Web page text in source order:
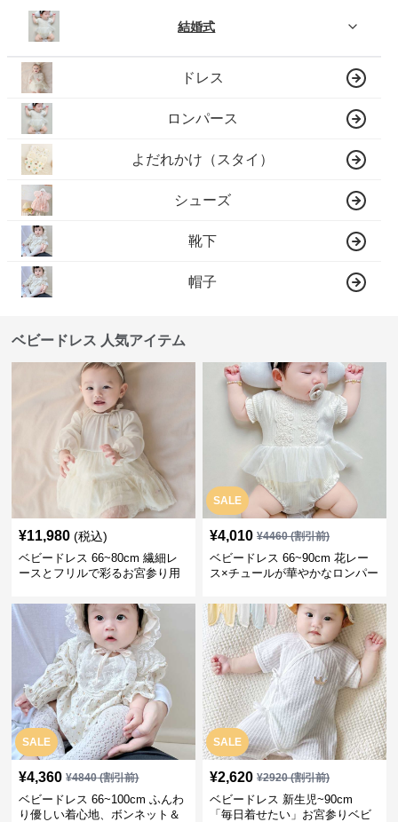
結婚式
ドレス
ロンパース
よだれかけ（スタイ）
シューズ
靴下
帽子
ベビードレス 人気アイテム
¥11,980 (税込)
ベビードレス 66~80cm 繊細レ
ースとフリルで彩るお宮参り用
SALE
¥4,010 ¥4460(割引前)
ベビードレス 66~90cm 花レー
ス×チュールが華やかなロンパー
SALE
¥4,360 ¥4840(割引前)
ベビードレス 66~100cm ふんわ
り優しい着心地、ボンネット＆
SALE
¥2,620 ¥2920(割引前)
ベビードレス 新生児~90cm
「毎日着せたい」お宮参りベビ